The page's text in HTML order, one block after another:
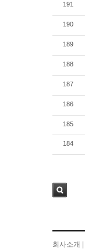
191
190
189
188
187
186
185
184
회사소개